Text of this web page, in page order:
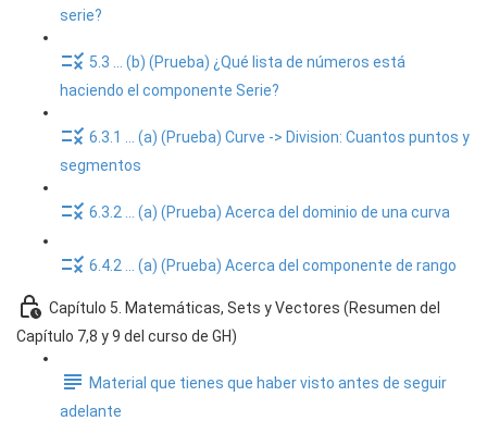
serie?
5.3 ... (b) (Prueba) ¿Qué lista de números está
haciendo el componente Serie?
6.3.1 ... (a) (Prueba) Curve -> Division: Cuantos puntos y
segmentos
6.3.2 ... (a) (Prueba) Acerca del dominio de una curva
6.4.2 ... (a) (Prueba) Acerca del componente de rango
Capítulo 5. Matemáticas, Sets y Vectores (Resumen del
Capítulo 7,8 y 9 del curso de GH)
Material que tienes que haber visto antes de seguir
adelante